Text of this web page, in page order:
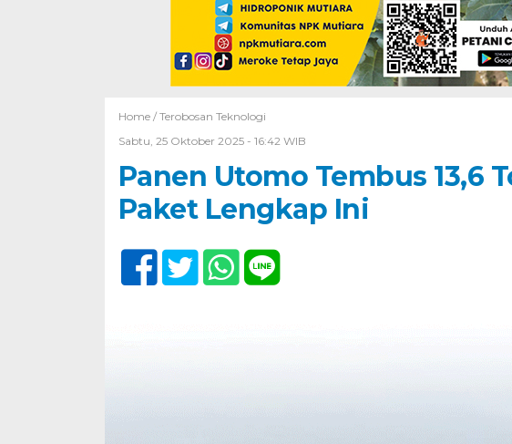
Home / Terobosan Teknologi
Sabtu, 25 Oktober 2025 - 16:42 WIB
Panen Utomo Tembus 13,6
Paket Lengkap Ini